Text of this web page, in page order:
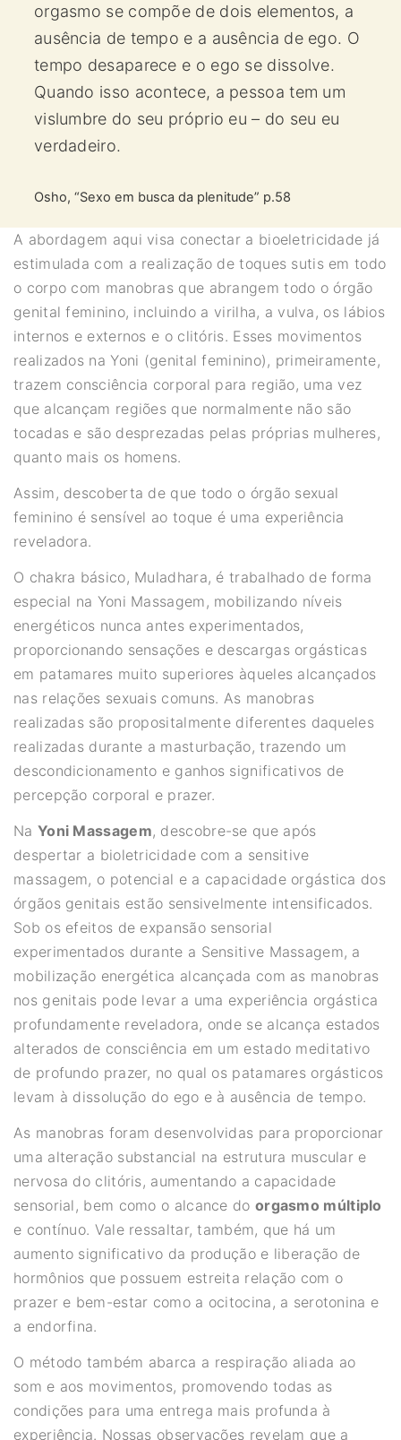
orgasmo se compõe de dois elementos, a
ausência de tempo e a ausência de ego. O
tempo desaparece e o ego se dissolve.
Quando isso acontece, a pessoa tem um
vislumbre do seu próprio eu – do seu eu
verdadeiro.
Osho, “Sexo em busca da plenitude” p.58
A abordagem aqui visa conectar a bioeletricidade já
estimulada com a realização de toques sutis em todo
o corpo com manobras que abrangem todo o órgão
genital feminino, incluindo a virilha, a vulva, os lábios
internos e externos e o clitóris. Esses movimentos
realizados na Yoni (genital feminino), primeiramente,
trazem consciência corporal para região, uma vez
que alcançam regiões que normalmente não são
tocadas e são desprezadas pelas próprias mulheres,
quanto mais os homens.
Assim, descoberta de que todo o órgão sexual
feminino é sensível ao toque é uma experiência
reveladora.
O chakra básico, Muladhara, é trabalhado de forma
especial na Yoni Massagem, mobilizando níveis
energéticos nunca antes experimentados,
proporcionando sensações e descargas orgásticas
em patamares muito superiores àqueles alcançados
nas relações sexuais comuns. As manobras
realizadas são propositalmente diferentes daqueles
realizadas durante a masturbação, trazendo um
descondicionamento e ganhos significativos de
percepção corporal e prazer.
Na Yoni Massagem, descobre-se que após
despertar a bioletricidade com a sensitive
massagem, o potencial e a capacidade orgástica dos
órgãos genitais estão sensivelmente intensificados.
Sob os efeitos de expansão sensorial
experimentados durante a Sensitive Massagem, a
mobilização energética alcançada com as manobras
nos genitais pode levar a uma experiência orgástica
profundamente reveladora, onde se alcança estados
alterados de consciência em um estado meditativo
de profundo prazer, no qual os patamares orgásticos
levam à dissolução do ego e à ausência de tempo.
As manobras foram desenvolvidas para proporcionar
uma alteração substancial na estrutura muscular e
nervosa do clitóris, aumentando a capacidade
sensorial, bem como o alcance do orgasmo múltiplo
e contínuo. Vale ressaltar, também, que há um
aumento significativo da produção e liberação de
hormônios que possuem estreita relação com o
prazer e bem-estar como a ocitocina, a serotonina e
a endorfina.
O método também abarca a respiração aliada ao
som e aos movimentos, promovendo todas as
condições para uma entrega mais profunda à
experiência. Nossas observações revelam que a